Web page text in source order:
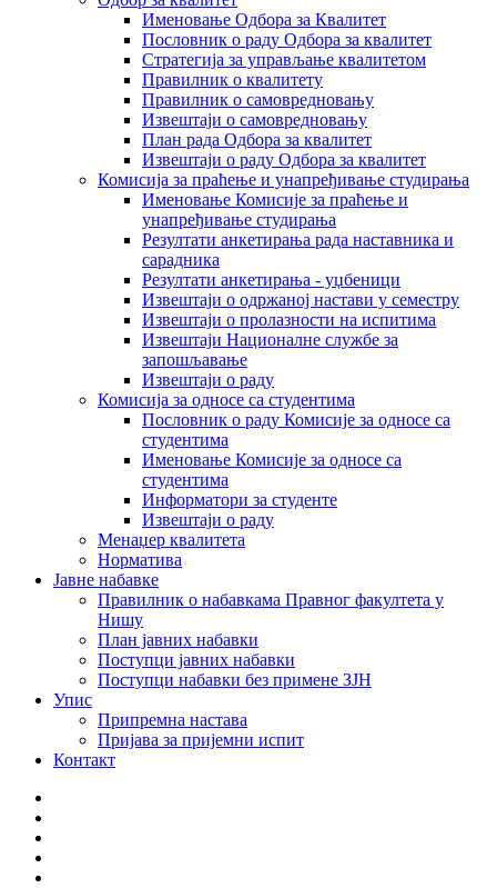
Именовање Одбора за Квалитет
Пословник о раду Одбора за квалитет
Стратегија за управљање квалитетом
Правилник о квалитету
Правилник о самовредновању
Извештаји о самовредновању
План рада Одбора за квалитет
Извештаји о раду Одбора за квалитет
Комисија за праћење и унапређивање студирања
Именовање Комисије за праћење и
унапређивање студирања
Резултати анкетирања рада наставника и
сарадника
Резултати анкетирања - уџбеници
Извештаји о одржаној настави у семестру
Извештаји о пролазности на испитима
Извештаји Националне службе за
запошљавање
Извештаји о раду
Комисија за односе са студентима
Пословник о раду Комисије за односе са
студентима
Именовање Комисије за односе са
студентима
Информатори за студенте
Извештаји о раду
Менаџер квалитета
Норматива
Јавне набавке
Правилник о набавкама Правног факултета у
Нишу
План јавних набавки
Поступци јавних набавки
Поступци набавки без примене ЗЈН
Упис
Припремна настава
Пријава за пријемни испит
Контакт